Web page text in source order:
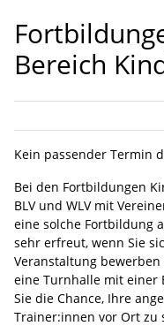
Bereich
Kein passender Termin
Bei den Fortbildungen
BLV und WLV mit
eine solche Fortbildung
sehr erfreut, wenn Sie
Veranstaltung
eine Turnhalle mit einer
Sie die Chance, Ihre
Trainer:innen vor Ort zu